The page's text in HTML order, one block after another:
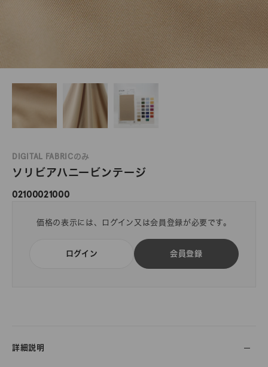
DIGITAL FABRICのみ
ソリビアハニービンテージ
02100021000
価格の表示には、ログイン又は会員登録が必要です。
ログイン 会員登録
詳細説明